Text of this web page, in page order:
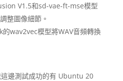
V1.5和sd-vae-ft-mse模型
整圖像細節。
的wav2vec模型將WAV音頻轉換
邊測試成功的有 Ubuntu 20